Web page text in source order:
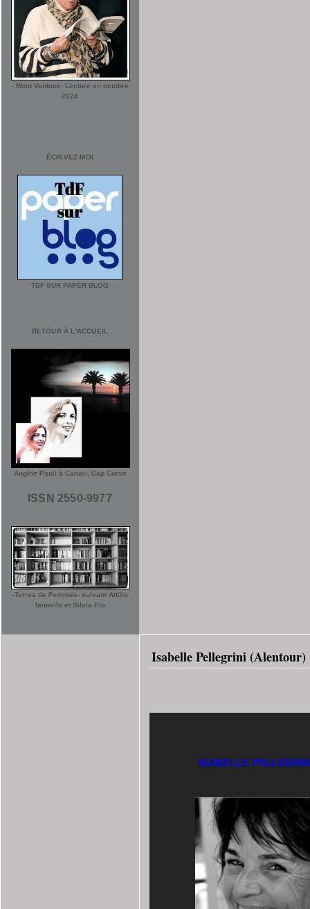
- Mont Ventoux- Lecture en octobre
2024
ÉCRIVEZ-MOI
TDF SUR PAPER BLOG
RETOUR À L'ACCUEIL
Angèle Paoli à Canari, Cap Corse
ISSN 2550-9977
-Terres de Femmes- suivant Attilio
Iannello et Silvia Pio
Isabelle Pellegrini (Alentour)
ISABELLE